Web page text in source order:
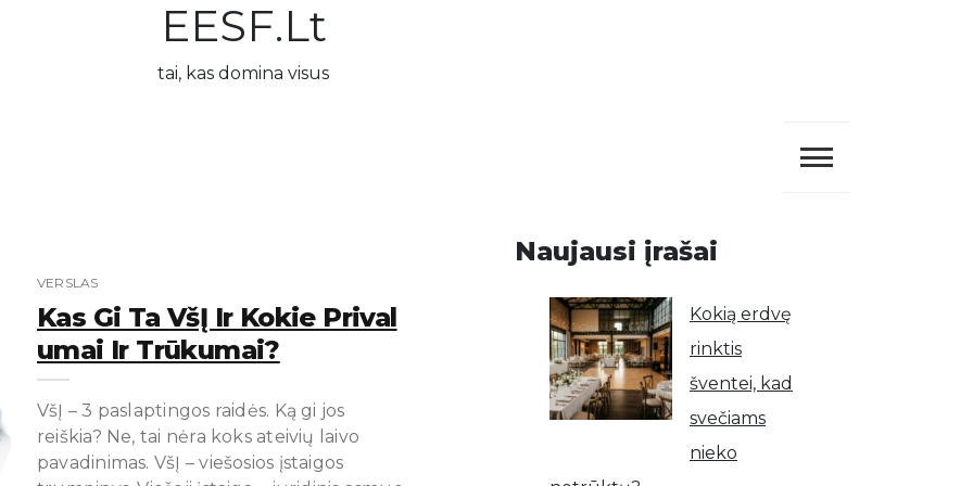
EESF.lt
tai, kas domina visus
VERSLAS
Kas Gi Ta VšĮ Ir Kokie Prival
Umai Ir Trūkumai?
VšĮ – 3 paslaptingos raidės. Ką gi jos
reiškia? Ne, tai nėra koks ateivių laivo
pavadinimas. VšĮ – viešosios įstaigos
Naujausi įrašai
Kokią erdvę
rinktis
šventei, kad
svečiams
nieko